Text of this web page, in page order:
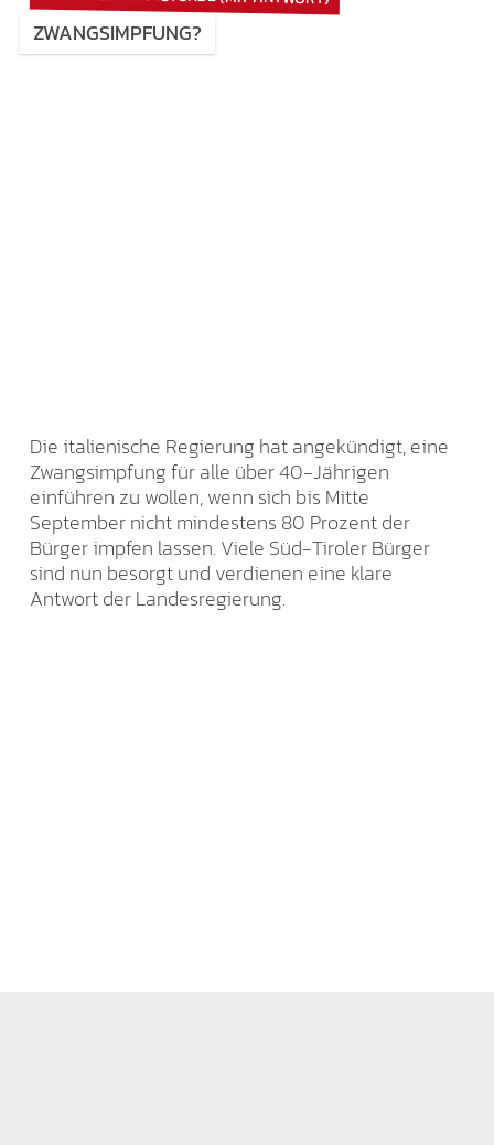
ZWANGSIMPFUNG?
Die italienische Regierung hat angekündigt, eine
Zwangsimpfung für alle über 40-Jährigen
einführen zu wollen, wenn sich bis Mitte
September nicht mindestens 80 Prozent der
Bürger impfen lassen. Viele Süd-Tiroler Bürger
sind nun besorgt und verdienen eine klare
Antwort der Landesregierung.